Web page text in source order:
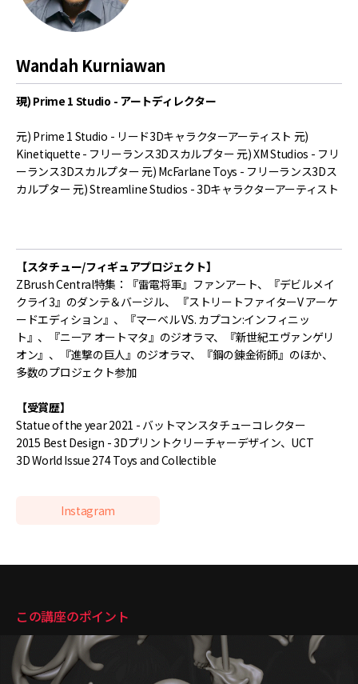
Wandah Kurniawan
現) Prime 1 Studio - アートディレクター
元) Prime 1 Studio - リード3Dキャラクターアーティスト 元)
Kinetiquette - フリーランス3Dスカルプター 元) XM Studios - フリ
ーランス3Dスカルプター 元) McFarlane Toys - フリーランス3Dス
カルプター 元) Streamline Studios - 3Dキャラクターアーティスト
【スタチュー/フィギュアプロジェクト】
ZBrush Central特集：『雷電将軍』ファンアート、『デビルメイ
クライ3』のダンテ＆バージル、 『ストリートファイターV アーケ
ードエディション』、『マーベル VS. カプコン:インフィニッ
ト』、『ニーア オートマタ』のジオラマ、『新世紀エヴァンゲリ
オン』、『進撃の巨人』のジオラマ、『鋼の錬金術師』のほか、
多数のプロジェクト参加
【受賞歴】
Statue of the year 2021 - バットマンスタチューコレクター
2015 Best Design - 3Dプリントクリーチャーデザイン、UCT
3D World Issue 274 Toys and Collectible
Instagram
この講座のポイント